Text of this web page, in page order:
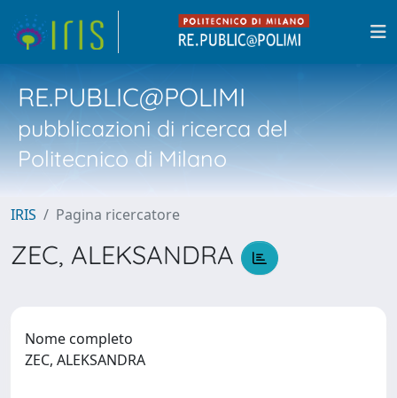
RE.PUBLIC@POLIMI
pubblicazioni di ricerca del
Politecnico di Milano
IRIS Pagina ricercatore
ZEC, ALEKSANDRA
Nome completo
ZEC, ALEKSANDRA